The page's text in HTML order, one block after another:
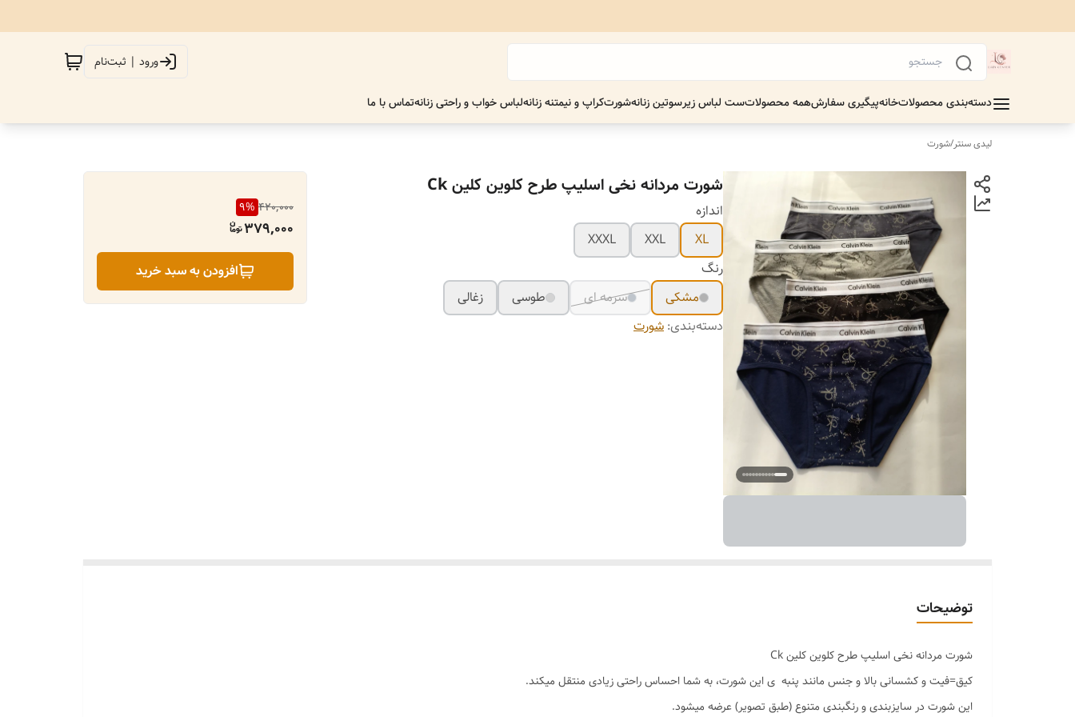
ورود | ثبت‌نام
دسته‌بندی محصولاتخانهپیگیری سفارشهمه محصولاتست لباس زیرسوتین زنانهشورتکراپ و نیمتنه زنانهلباس خواب و راحتی زنانهتماس با ما
لیدی سنتر/شورت
شورت مردانه نخی اسلیپ طرح کلوین کلین Ck
اندازه
XL
XXL
XXXL
رنگ
مشکی
سرمه ای طوسی
زغالی
دسته‌بندی: شورت
420,000
9%
379,000
افزودن به سبد خرید
توضیحات
شورت مردانه نخی اسلیپ طرح کلوین کلین Ck
کیق=فیت و کشسانی بالا و جنس مانند پنبه ی این شورت، به شما احساس راحتی زیادی منتقل میکند.
این شورت در سایزبندی و رنگبندی متنوع (طبق تصویر) عرضه میشود.